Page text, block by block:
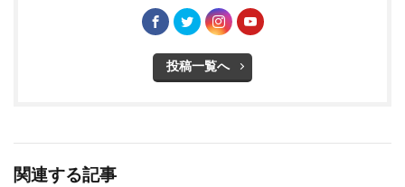
投稿一覧へ
関連する記事